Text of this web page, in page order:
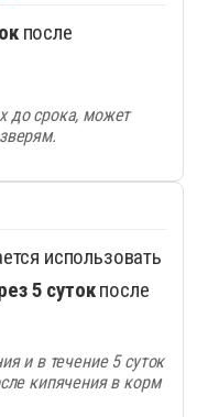
после
до срока, может
использовать
5 сутокпосле
и в течение 5 суток
кипячения в корм